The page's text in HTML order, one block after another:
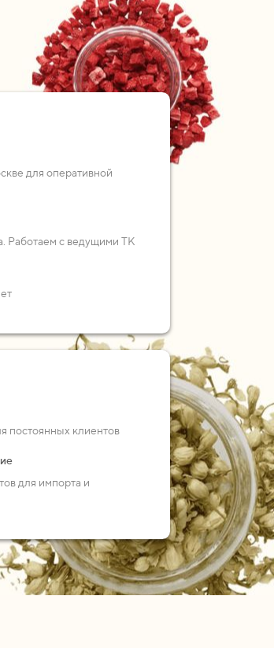
для оперативной
Работаем с ведущими ТК
постоянных клиентов
для импорта и